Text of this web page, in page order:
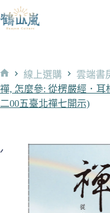
至
容
首
頁
線上選購 雲端書
禪, 怎麼參: 從楞嚴經．耳
二00五臺北禪七開示)
售完